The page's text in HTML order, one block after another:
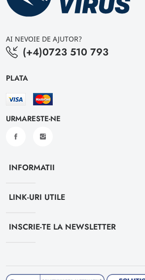
AI NEVOIE DE AJUTOR?
(+4)0723 510 793
PLATA
URMARESTE-NE
INFORMATII
LINK-URI UTILE
INSCRIE-TE LA NEWSLETTER